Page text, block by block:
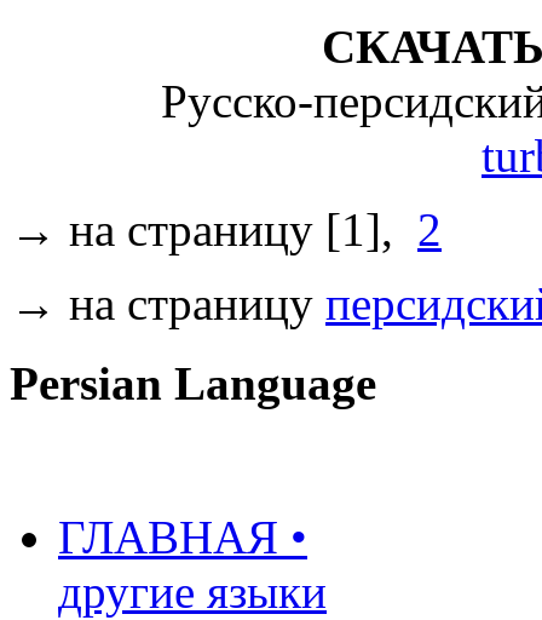
Русско-
→ на страницу [1], 2
→ на страницу
Persian Language
ГЛАВНАЯ •
другие языки